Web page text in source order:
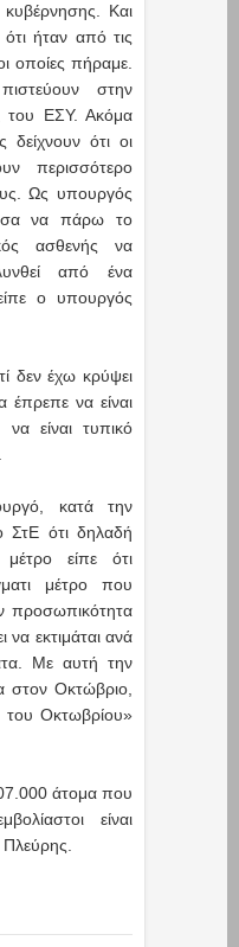
Και
ήταν από τις
οποίες πήραμε.
στην
του ΕΣΥ. Ακόμα
δείχνουν ότι οι
περισσότερο
Ως υπουργός
να πάρω το
ασθενής να
από ένα
ο υπουργός
δεν έχω κρύψει
να είναι
είναι τυπικό
κατά την
ΣτΕ ότι δηλαδή
μέτρο είπε ότι
μέτρο που
προσωπικότητα
εκτιμάται ανά
Με αυτή την
στον Οκτώβριο,
του Οκτωβρίου»
άτομα που
είναι